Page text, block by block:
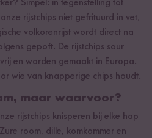
Simpel: in tegenstelling tot
rijstchips niet gefrituurd in vet,
volkorenrijst wordt direct na
gepoft. De rijstchips sour
en worden gemaakt in Europa.
wie van knapperige chips houdt.
maar waarvoor?
rijstchips knisperen bij elke hap
room, dille, komkommer en